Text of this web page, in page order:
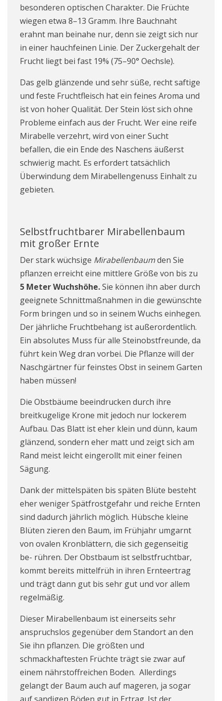
besonderen optischen Charakter. Die Früchte
wiegen etwa 8–13 Gramm. Ihre Bauchnaht
erahnt man beinahe nur, denn sie zeigt sich nur
in einer hauchfeinen Linie. Der Zuckergehalt der
Frucht liegt bei fast 19% (75–90° Oechsle).
Das gelb glänzende und sehr süße, recht saftige
und feste Fruchtfleisch hat ein feines Aroma und
ist von hoher Qualität. Der Stein löst sich ohne
Probleme einfach aus der Frucht. Wer eine reife
Mirabelle verzehrt, wird von einer Sucht
befallen, die ein Ende des Naschens äußerst
schwierig macht. Es erfordert tatsächlich
Überwindung dem Mirabellengenuss Einhalt zu
gebieten.
Selbstfruchtbarer Mirabellenbaum
mit großer Ernte
Der stark wüchsige Mirabellenbaumden Sie
pflanzen erreicht eine mittlere Größe von bis zu
5 Meter Wuchshöhe.Sie können ihn aber durch
geeignete Schnittmaßnahmen in die gewünschte
Form bringen und so in seinem Wuchs einhegen.
Der jährliche Fruchtbehang ist außerordentlich.
Ein absolutes Muss für alle Steinobstfreunde, da
führt kein Weg dran vorbei. Die Pflanze will der
Naschgärtner für feinstes Obst in seinem Garten
haben müssen!
Die Obstbäume beeindrucken durch ihre
breitkugelige Krone mit jedoch nur lockerem
Aufbau. Das Blatt ist eher klein und dünn, kaum
glänzend, sondern eher matt und zeigt sich am
Rand meist leicht eingerollt mit einer feinen
Sägung.
Dank der mittelspäten bis späten Blüte besteht
eher weniger Spätfrostgefahr und reiche Ernten
sind dadurch jährlich möglich. Hübsche kleine
Blüten zieren den Baum, im Frühjahr umgarnt
von ovalen Kronblättern, die sich gegenseitig
be- rühren. Der Obstbaum ist selbstfruchtbar,
kommt bereits mittelfrüh in ihren Ernteertrag
und trägt dann gut bis sehr gut und vor allem
regelmäßig.
Dieser Mirabellenbaum ist einerseits sehr
anspruchslos gegenüber dem Standort an den
Sie ihn pflanzen. Die größten und
schmackhaftesten Früchte trägt sie zwar auf
einem nährstoffreichen Boden. Allerdings
gelangt der Baum auch auf mageren, ja sogar
auf sandigen Böden gut in Ertrag. Ist der